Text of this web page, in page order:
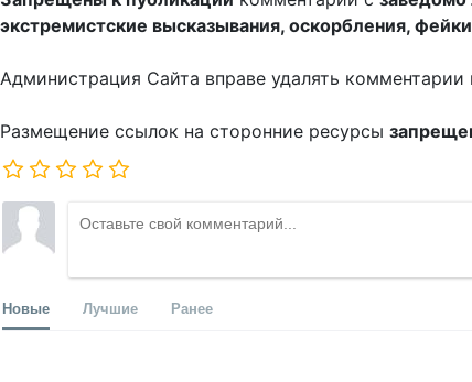
экстремистские высказывания, оскорбления,
Администрация Сайта вправе удалять комментарии
Размещение ссылок на сторонние ресурсы
Новые Лучшие Ранее